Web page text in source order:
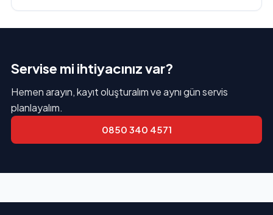
Servise mi ihtiyacınız var?
Hemen arayın, kayıt oluşturalım ve aynı gün servis
planlayalım.
0850 340 4571